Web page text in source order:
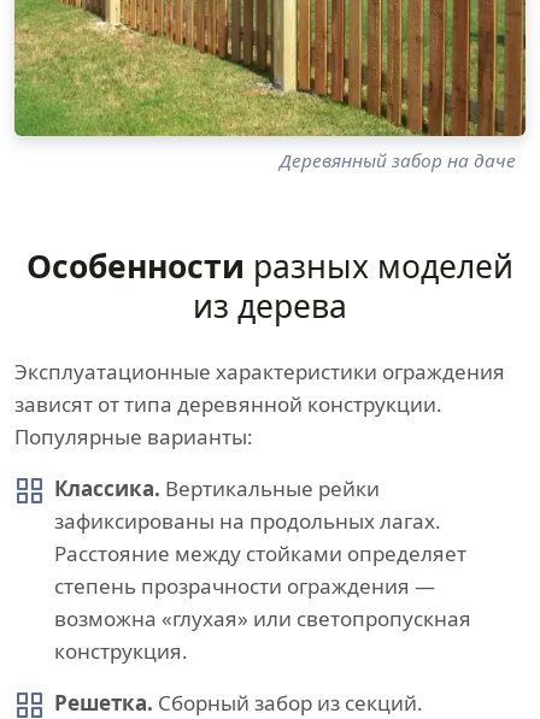
Деревянный забор на даче
Особенности разных моделей
из дерева
Эксплуатационные характеристики ограждения
зависят от типа деревянной конструкции.
Популярные варианты:
Классика. Вертикальные рейки
зафиксированы на продольных лагах.
Расстояние между стойками определяет
степень прозрачности ограждения —
возможна «глухая» или светопропускная
конструкция.
Решетка. Сборный забор из секций.